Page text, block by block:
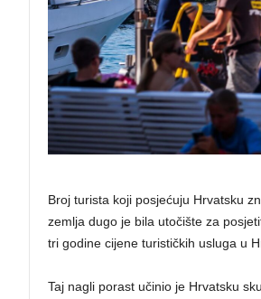
Broj turista koji posjećuju Hrvatsku
zemlja dugo je bila utočište za
tri godine cijene turističkih usluga u
Taj nagli porast učinio je Hrvatsku